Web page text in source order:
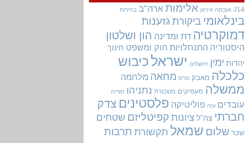
J14 אובמה איראן אלימות ארה"ב בחירות
בינלאומי ביקורתגזענות
דמוקרטיה דת ומדינה הון ושלטון
היסטוריה התנחלויות חוק ומשפט חינוך
יהדות ימין ירושלים ישראל כיבוש
כלכלה מאבק מו"מ מחאה מלחמה
ממשלה מעסיקים משכורת נתניהו סוריה
עובדים עזה פוליטיקה פלסטינים צדק
חברתי צה"ל ציונות קפיטליזם שטחים
שכר שלום שמאל תקשורת תרבות